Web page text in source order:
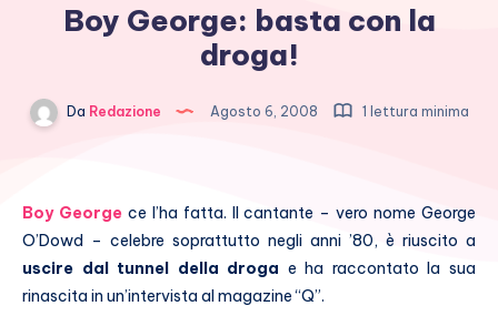
Boy George: basta con la
droga!
Da Redazione Agosto 6, 2008 1 lettura minima
Boy George ce l’ha fatta. Il cantante – vero nome George
O’Dowd – celebre soprattutto negli anni ’80, è riuscito a
uscire dal tunnel della droga e ha raccontato la sua
rinascita in un’intervista al magazine “Q”.